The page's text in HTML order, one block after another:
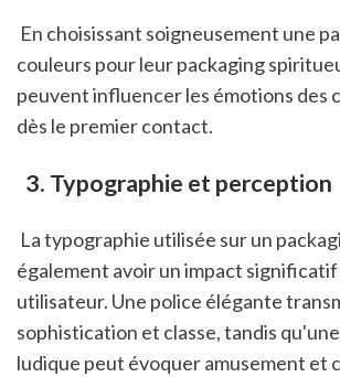
couleurs pour leur packaging
peuvent influencer les émotions des
dès le premier contact.
3. Typographie et perception
également avoir un impact
utilisateur. Une police élégante
sophistication et classe, tandis
ludique peut évoquer amusement et